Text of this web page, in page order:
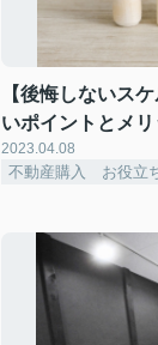
【後悔しないス
いポイントとメリ
2023.04.08
不動産購入 お役立